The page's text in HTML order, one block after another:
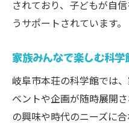
されており、子どもが自
うサポートされています。
家族みんなで楽しむ科学
岐阜市本荘の科学館では
ベントや企画が随時展開
の興味や時代のニーズに